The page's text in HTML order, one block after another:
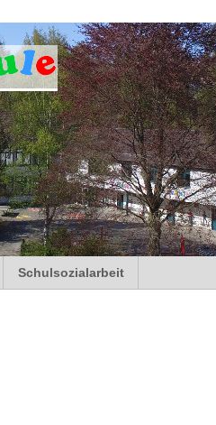
Schulsozialarbeit